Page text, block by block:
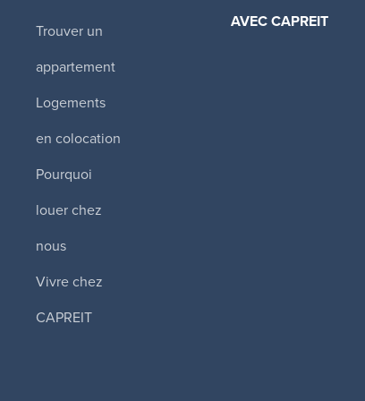
Trouver un
appartement
Logements
en colocation
Pourquoi
louer chez
nous
Vivre chez
CAPREIT
AVEC CAPREIT​